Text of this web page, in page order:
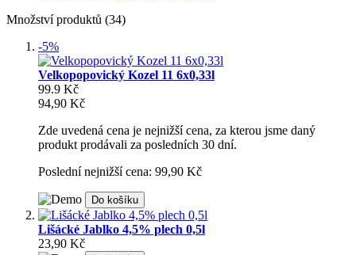
Množství produktů (34)
-5%
Velkopopovický Kozel 11 6x0,33l
99.9 Kč
94,90 Kč
Zde uvedená cena je nejnižší cena, za kterou jsme daný
produkt prodávali za posledních 30 dní.
Poslední nejnižší cena: 99,90 Kč
Do košíku
Lišácké Jablko 4,5% plech 0,5l
23,90 Kč